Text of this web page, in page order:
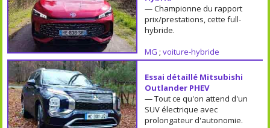
— Championne du rapport
prix/prestations, cette full-
hybride.
MG ; voiture-hybride
Essai détaillé Mitsubishi
Outlander PHEV
— Tout ce qu'on attend d'un
SUV électrique avec
prolongateur d'autonomie.